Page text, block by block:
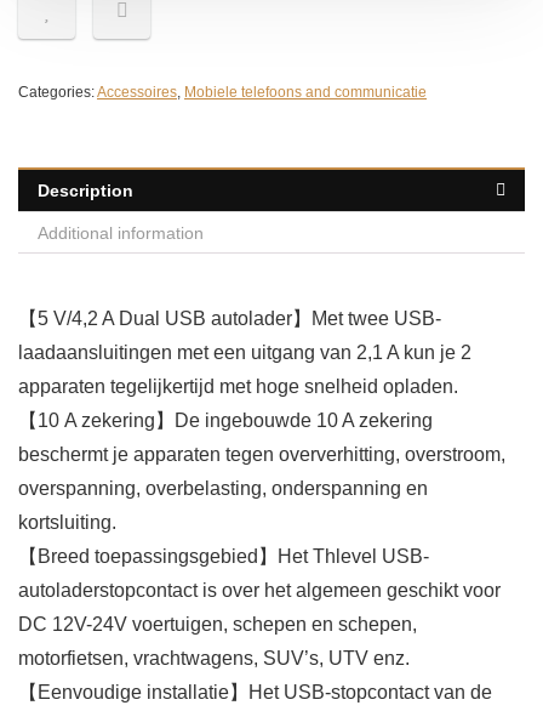
Categories:Accessoires, Mobiele telefoons and communicatie
Description
Additional information
【5 V/4,2 A Dual USB autolader】Met twee USB-
laadaansluitingen met een uitgang van 2,1 A kun je 2
apparaten tegelijkertijd met hoge snelheid opladen.
【10 A zekering】De ingebouwde 10 A zekering
beschermt je apparaten tegen oververhitting, overstroom,
overspanning, overbelasting, onderspanning en
kortsluiting.
【Breed toepassingsgebied】Het Thlevel USB-
autoladerstopcontact is over het algemeen geschikt voor
DC 12V-24V voertuigen, schepen en schepen,
motorfietsen, vrachtwagens, SUV’s, UTV enz.
【Eenvoudige installatie】Het USB-stopcontact van de